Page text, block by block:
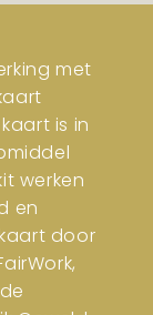
met
is in
werken
en
door